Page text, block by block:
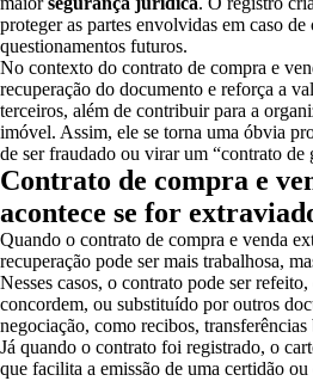
proteger as partes envolvidas em caso
questionamentos futuros.
No contexto do contrato de compra e
recuperação do documento e reforça a
terceiros, além de contribuir para a
imóvel. Assim, ele se torna uma óbvia
de ser fraudado ou virar um “contrato de
Contrato de compra e
acontece se for
Quando o contrato de compra e venda
recuperação pode ser mais trabalhosa,
Nesses casos, o contrato pode ser refeito,
concordem, ou substituído por outros
negociação, como recibos, transferências
Já quando o contrato foi registrado, o
que facilita a emissão de uma certidão